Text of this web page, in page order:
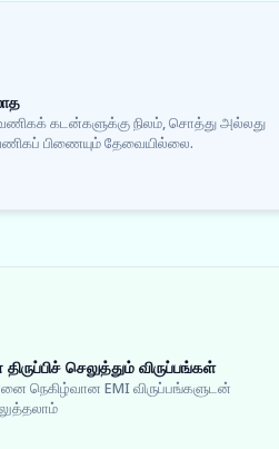
கடன்களுக்கு நிலம், சொத்து அல்லது
பிணையும் தேவையில்லை.
செலுத்தும் விருப்பங்கள்
நெகிழ்வான EMI விருப்பங்களுடன்